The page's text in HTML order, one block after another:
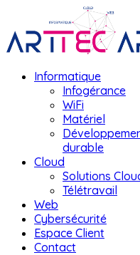
Informatique
Infogérance
WiFi
Matériel
durable
Cloud
Solutions
Télétravail
Web
Cybersécurité
Espace Client
Contact